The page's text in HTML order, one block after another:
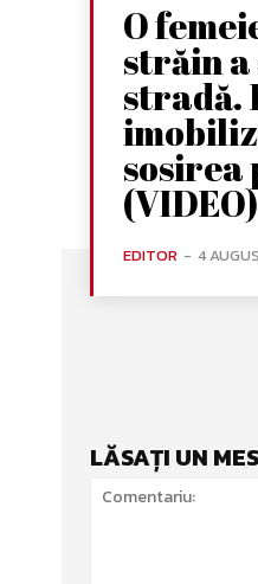
O
străin
stradă.
(VIDEO)
EDITOR - 4
LĂSAȚI UN